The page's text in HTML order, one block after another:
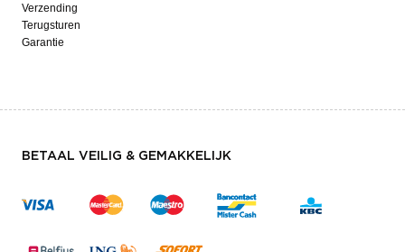
Verzending
Terugsturen
Garantie
BETAAL VEILIG & GEMAKKELIJK